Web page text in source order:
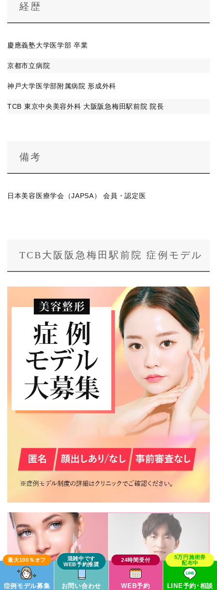
経歴
慶應義塾大学医学部 卒業
京都市立病院
神戸大学医学部附属病院 形成外科
TCB 東京中央美容外科 大阪阪急梅田駅前院 院長
備考
日本美容医療学会（JAPSA） 会員・認定医
TCB大阪阪急梅田駅前院 症例モデル
TCB大阪阪急梅田駅前院
城野 雄一 医師
症例モデル募集 お問い合わせ WEB予約 LINE予約･相談